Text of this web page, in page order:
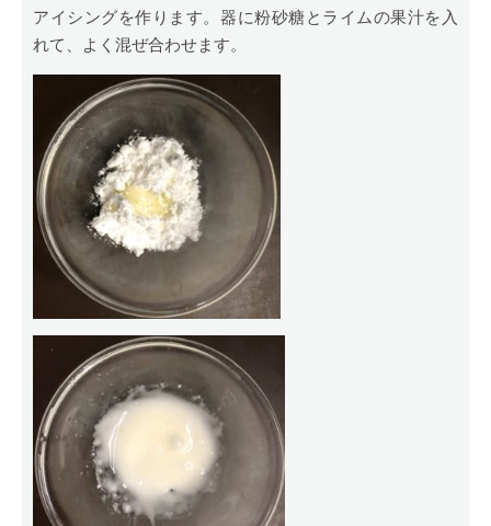
アイシングを作ります。器に粉砂糖とライムの果汁を入
れて、よく混ぜ合わせます。